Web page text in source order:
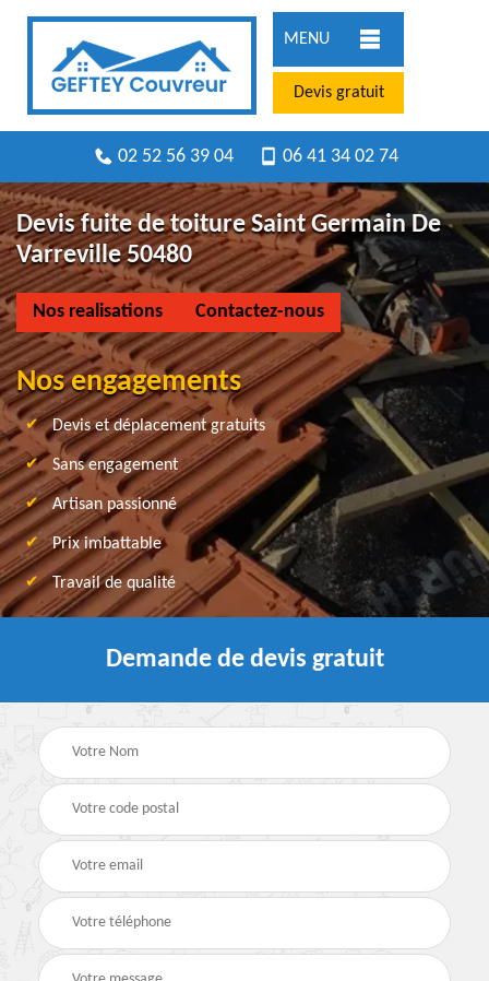
MENU
Devis gratuit
02 52 56 39 04 06 41 34 02 74
Devis fuite de toiture Saint Germain De
Varreville 50480
Nos realisations Contactez-nous
Nos engagements
Devis et déplacement gratuits
Sans engagement
Artisan passionné
Prix imbattable
Travail de qualité
Demande de devis gratuit